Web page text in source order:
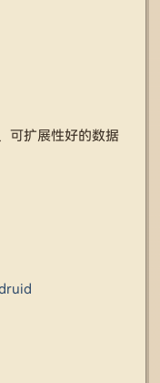
可扩展性好的数据